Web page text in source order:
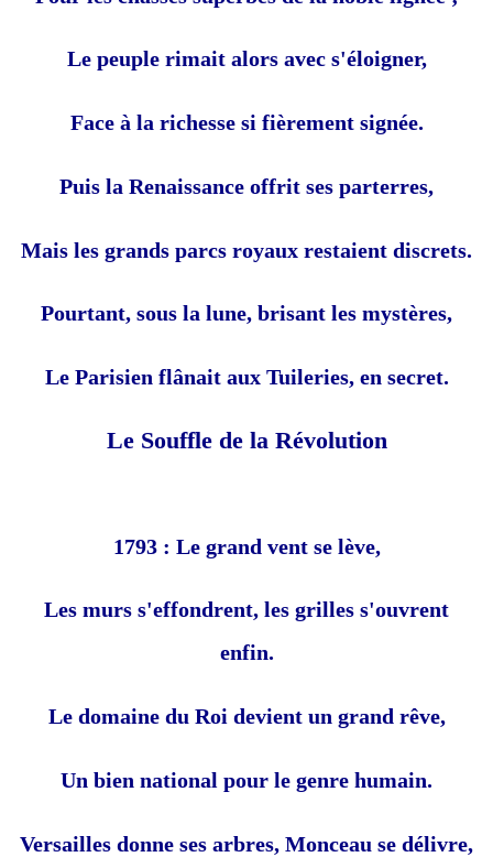
Le peuple rimait alors avec s'éloigner,
Face à la richesse si fièrement signée.
Puis la Renaissance offrit ses parterres,
Mais les grands parcs royaux restaient discrets.
Pourtant, sous la lune, brisant les mystères,
Le Parisien flânait aux Tuileries, en secret.
Le Souffle de la Révolution
1793 : Le grand vent se lève,
Les murs s'effondrent, les grilles s'ouvrent
enfin.
Le domaine du Roi devient un grand rêve,
Un bien national pour le genre humain.
Versailles donne ses arbres, Monceau se délivre,